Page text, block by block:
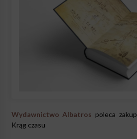
Wydawnictwo Albatros poleca zakup
Krąg czasu